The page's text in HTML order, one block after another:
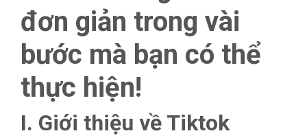
đơn giản trong vài
bước mà bạn có thể
thực hiện!
I. Giới thiệu về Tiktok